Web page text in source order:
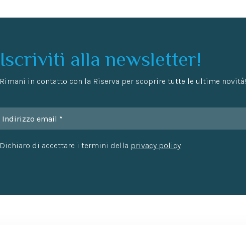
Iscriviti alla newsletter!
Rimani in contatto con la Riserva per scoprire tutte le ultime novità!
Dichiaro di accettare i termini della privacy policy